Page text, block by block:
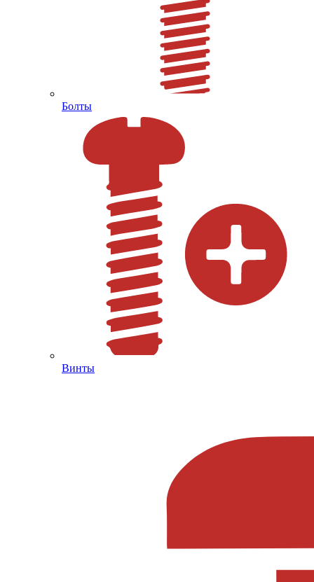
Болты
Винты